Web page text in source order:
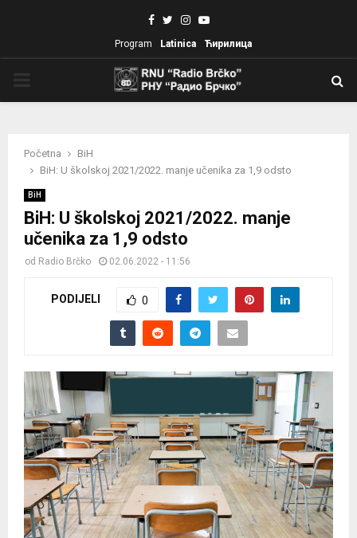
Facebook
TwitterInstagram
Youtube
Program Latinica Ћирилица
Početna
BiH
BiH: U školskoj 2021/2022. manje učenika za 1,9 odsto
BiH
BiH: U školskoj 2021/2022. manje
učenika za 1,9 odsto
od Radio Brčko 02.06.2022 - 11:56
PODIJELI 0